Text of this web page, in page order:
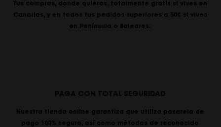
Tus compras, donde quieras, totalmente gratis si vives en
Canarias, y en todos tus pedidos superiores a 50€ si vives
en Península o Baleares.
PAGA CON TOTAL SEGURIDAD
Nuestra tienda online garantiza que utiliza pasarela de
pago 100% segura, así como métodos de reconocido